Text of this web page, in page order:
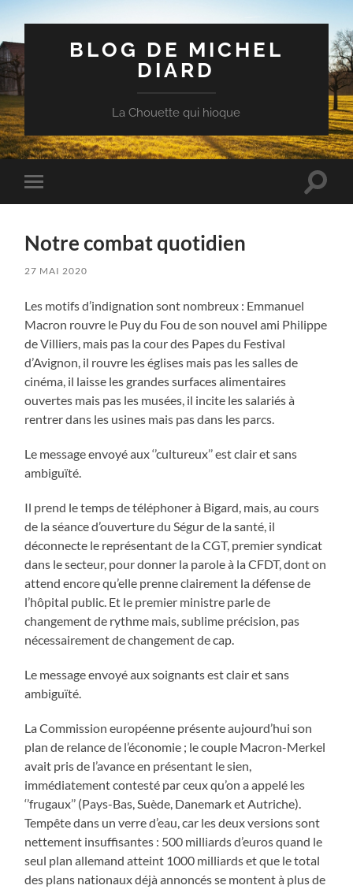
BLOG DE MICHEL
DIARD
La Chouette qui hioque
Toggle
mobile
Toggle
Notre combat quotidien
27 MAI 2020
Les motifs d’indignation sont nombreux : Emmanuel
Macron rouvre le Puy du Fou de son nouvel ami Philippe
de Villiers, mais pas la cour des Papes du Festival
d’Avignon, il rouvre les églises mais pas les salles de
cinéma, il laisse les grandes surfaces alimentaires
ouvertes mais pas les musées, il incite les salariés à
rentrer dans les usines mais pas dans les parcs.
Le message envoyé aux ‘’cultureux’’ est clair et sans
ambiguïté.
Il prend le temps de téléphoner à Bigard, mais, au cours
de la séance d’ouverture du Ségur de la santé, il
déconnecte le représentant de la CGT, premier syndicat
dans le secteur, pour donner la parole à la CFDT, dont on
attend encore qu’elle prenne clairement la défense de
l’hôpital public. Et le premier ministre parle de
changement de rythme mais, sublime précision, pas
nécessairement de changement de cap.
Le message envoyé aux soignants est clair et sans
ambiguïté.
La Commission européenne présente aujourd’hui son
plan de relance de l’économie ; le couple Macron-Merkel
avait pris de l’avance en présentant le sien,
immédiatement contesté par ceux qu’on a appelé les
‘’frugaux’’ (Pays-Bas, Suède, Danemark et Autriche).
Tempête dans un verre d’eau, car les deux versions sont
nettement insuffisantes : 500 milliards d’euros quand le
seul plan allemand atteint 1000 milliards et que le total
des plans nationaux déjà annoncés se montent à plus de